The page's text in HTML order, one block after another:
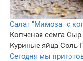
Салат "Мимоза" с
Копченая семга Сыр
Куриные яйца Соль
Сегодня мы